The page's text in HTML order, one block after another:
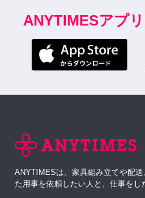
ANYTIMESアプ
ANYTIMESは、家具組み立てや配
た用事を依頼したい人と、仕事をし